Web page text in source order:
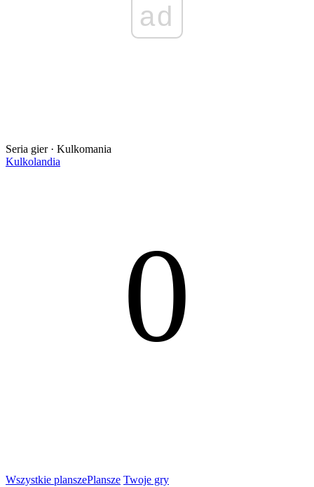
ad
Seria gier · Kulkomania
Kulkolandia
0
Wszystkie planszePlansze Twoje gry